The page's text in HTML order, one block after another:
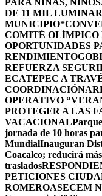
PARA NIÑAS, NIÑOS
DE 11 MIL
MUNICIPIO*
COMITÉ
OPORTUNIDADES
RENDIMIENTO
REFUERZA
ECATEPEC A
COORDINACIÓN
OPERATIVO
PROTEGER A LAS
VACACIONAL
jornada de 10 horas
MundialInauguran
Coacalco; reducirá
traslados
PETICIONES
ROMEROASECEM